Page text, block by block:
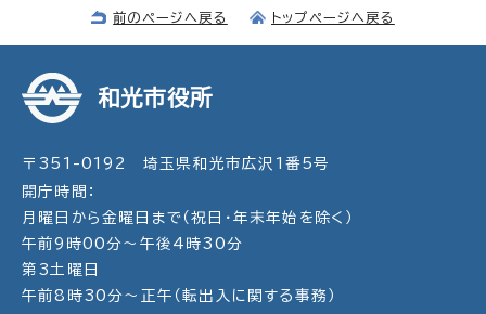
前のページへ戻る トップページへ戻る
和光市役所
〒351-0192 埼玉県和光市広沢1番5号
開庁時間：
月曜日から金曜日まで（祝日・年末年始を除く）
午前9時00分～午後4時30分
第3土曜日
午前8時30分～正午（転出入に関する事務）